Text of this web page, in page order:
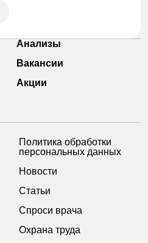
Анализы
Вакансии
Акции
Политика обработки
персональных данных
Новости
Статьи
Спроси врача
Охрана труда